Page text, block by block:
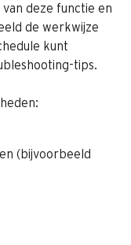
deze functie en
de werkwijze
kunt
tips.
(bijvoorbeeld